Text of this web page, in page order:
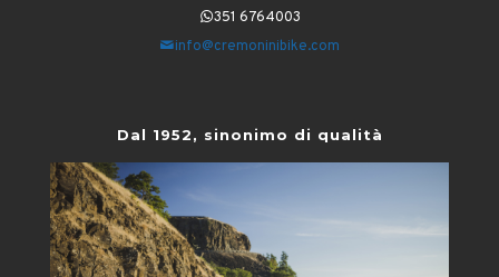
351 6764003
info@cremoninibike.com
Dal 1952, sinonimo di qualità